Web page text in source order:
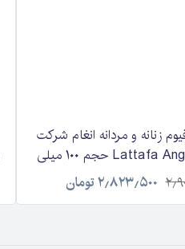
زنانه و مردانه انغام شرکت
لطافه Lattafa Angham حجم ۱۰۰ میلی
لیتر
۲٫۸۲۳٫۵۰۰تومان